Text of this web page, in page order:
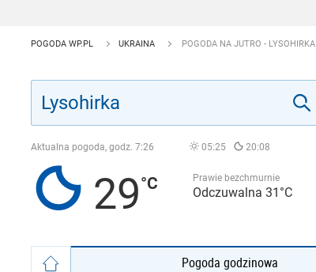
POGODA WP.PL UKRAINA POGODA NA JUTRO - LYSOHIRKA
Aktualna pogoda, godz. 7:26 05:25 20:08
29 Prawie bezchmurnie
Odczuwalna 31°C
Pogoda godzinowa